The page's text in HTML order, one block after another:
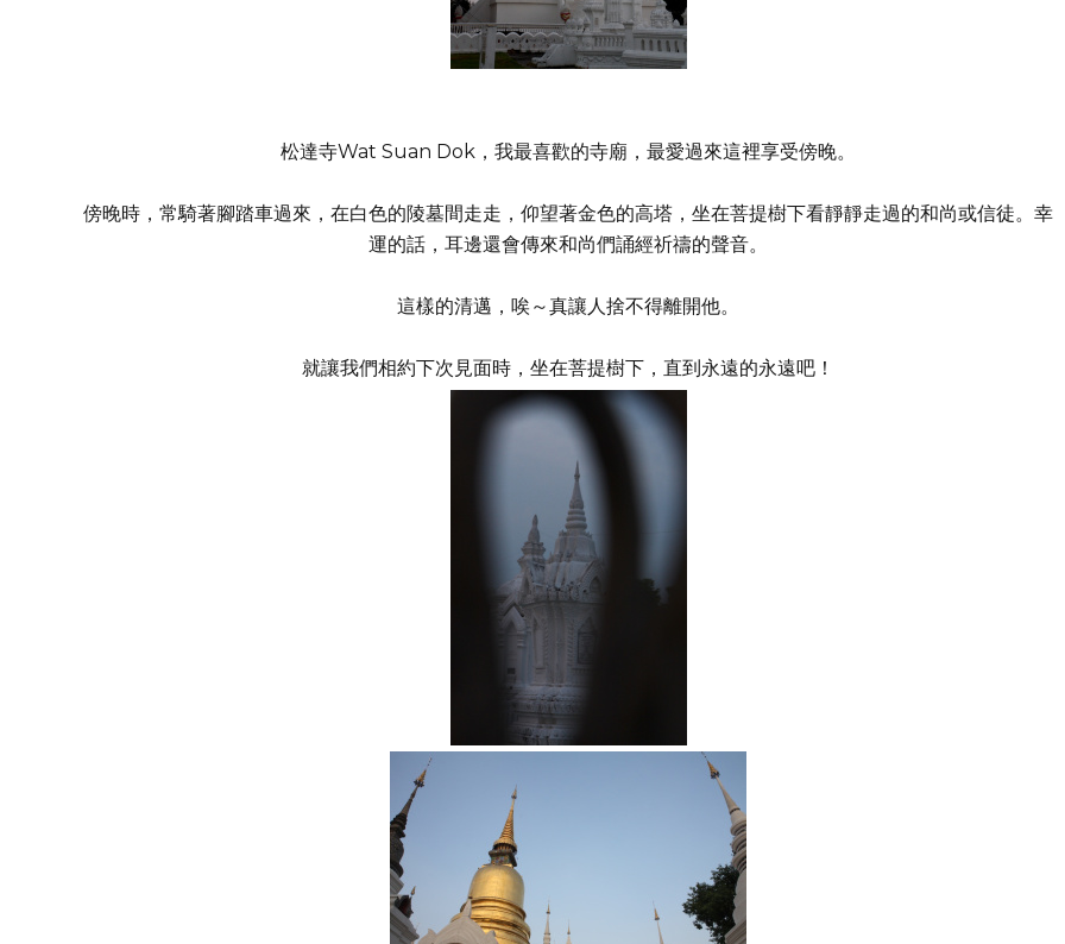
松達寺Wat Suan Dok，我最喜歡的寺廟，最愛過來這裡享受傍晚。
傍晚時，常騎著腳踏車過來，在白色的陵墓間走走，仰望著金色的高塔，坐在菩提樹下看靜靜走過的和尚或信徒。幸
運的話，耳邊還會傳來和尚們誦經祈禱的聲音。
這樣的清邁，唉～真讓人捨不得離開他。
就讓我們相約下次見面時，坐在菩提樹下，直到永遠的永遠吧！